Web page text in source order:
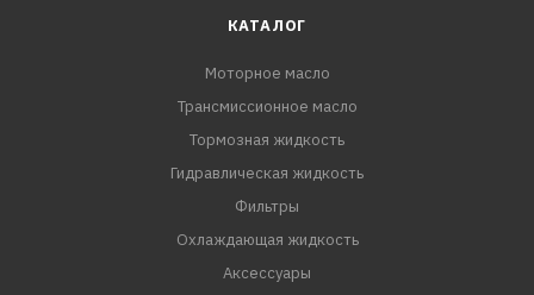
КАТАЛОГ
Моторное масло
Трансмиссионное масло
Тормозная жидкость
Гидравлическая жидкость
Фильтры
Охлаждающая жидкость
Аксессуары